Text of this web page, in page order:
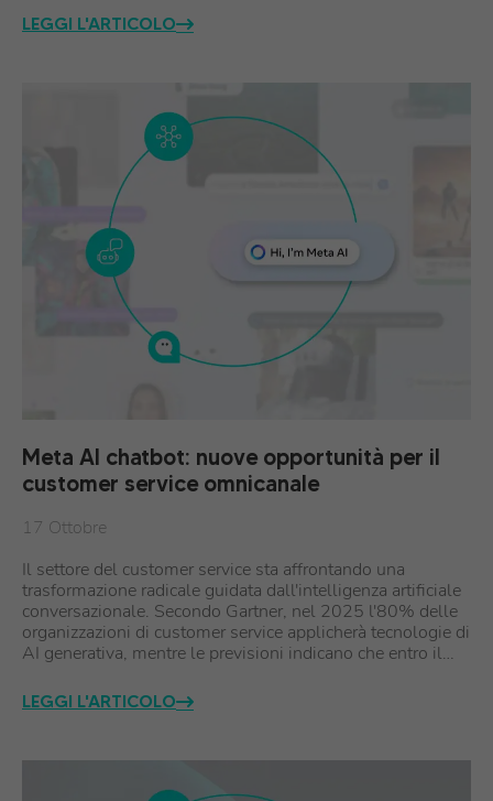
LEGGI L'ARTICOLO
Meta AI chatbot: nuove opportunità per il
customer service omnicanale
17 Ottobre
Il settore del customer service sta affrontando una
trasformazione radicale guidata dall'intelligenza artificiale
conversazionale. Secondo Gartner, nel 2025 l'80% delle
organizzazioni di customer service applicherà tecnologie di
AI generativa, mentre le previsioni indicano che entro il…
LEGGI L'ARTICOLO